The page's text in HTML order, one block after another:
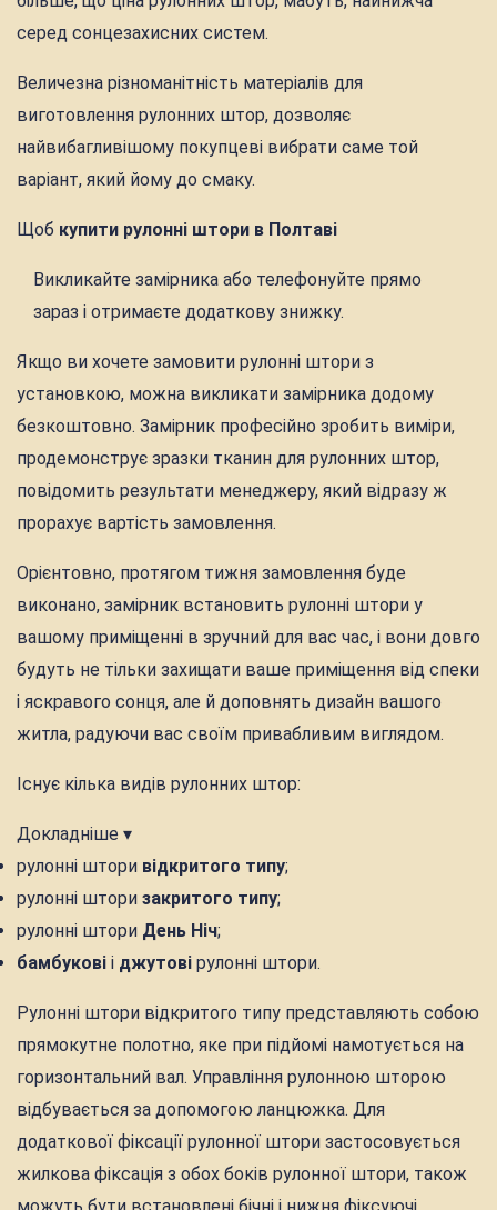
серед сонцезахисних систем.
Величезна різноманітність матеріалів для
виготовлення рулонних штор, дозволяє
найвибагливішому покупцеві вибрати саме той
варіант, який йому до смаку.
Щоб купити рулонні штори в Полтаві
Викликайте замірника або телефонуйте прямо
зараз і отримаєте додаткову знижку.
Якщо ви хочете замовити рулонні штори з
установкою, можна викликати замірника додому
безкоштовно. Замірник професійно зробить виміри,
продемонструє зразки тканин для рулонних штор,
повідомить результати менеджеру, який відразу ж
прорахує вартість замовлення.
Орієнтовно, протягом тижня замовлення буде
виконано, замірник встановить рулонні штори у
вашому приміщенні в зручний для вас час, і вони довго
будуть не тільки захищати ваше приміщення від спеки
і яскравого сонця, але й доповнять дизайн вашого
житла, радуючи вас своїм привабливим виглядом.
Існує кілька видів рулонних штор:
Докладніше ▾
рулонні штори відкритого типу;
рулонні штори закритого типу;
рулонні штори День Ніч;
бамбукові і джутові рулонні штори.
Рулонні штори відкритого типу представляють собою
прямокутне полотно, яке при підйомі намотується на
горизонтальний вал. Управління рулонною шторою
відбувається за допомогою ланцюжка. Для
додаткової фіксації рулонної штори застосовується
жилкова фіксація з обох боків рулонної штори, також